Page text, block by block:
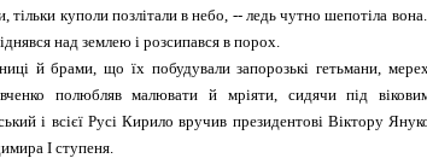
куполи позлітали в небо, -- ледь чутно шепотіла
над землею і розсипався в порох.
й брами, що їх побудували запорозькі гетьмани,
полюбляв малювати й мріяти, сидячи під
і всієї Русі Кирило вручив президентові Віктору
I ступеня.